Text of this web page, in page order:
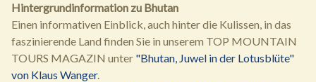
Hintergrundinformation zu Bhutan
Einen informativen Einblick, auch hinter die Kulissen, in das
faszinierende Land finden Sie in unserem TOP MOUNTAIN
TOURS MAGAZIN unter "Bhutan, Juwel in der Lotusblüte"
von Klaus Wanger.